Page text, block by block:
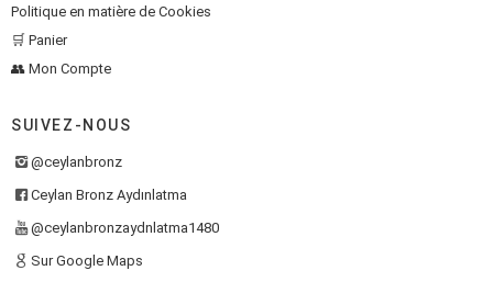
Politique en matière de Cookies
🛒 Panier
👥 Mon Compte
SUIVEZ-NOUS
@ceylanbronz
Ceylan Bronz Aydınlatma
@ceylanbronzaydnlatma1480
Sur Google Maps